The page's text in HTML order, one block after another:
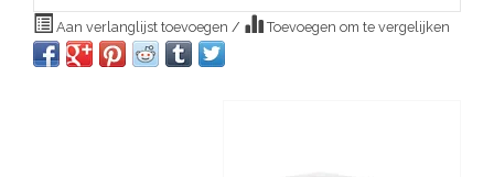
Aan verlanglijst toevoegen / Toevoegen om te vergelijken